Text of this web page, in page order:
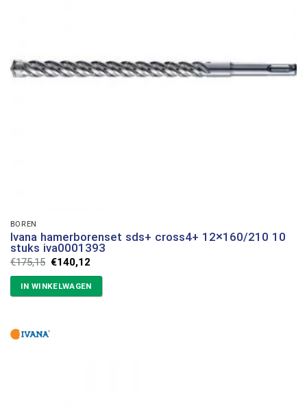
BOREN
Ivana hamerborenset sds+ cross4+ 12×160/210 10
stuks iva0001393
€175,15 Oorspronkelijke
was:
€175,15.
€140,12
is:
€140,12.
IN WINKELWAGEN